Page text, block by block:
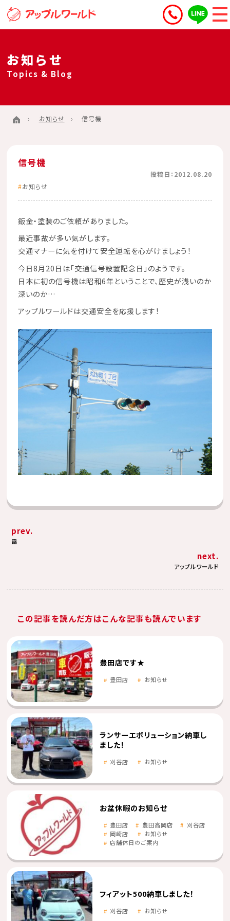
お知らせ
Topics & Blog
お知らせ 信号機
信号機
投稿日：2012.08.20
お知らせ
鈑金・塗装のご依頼がありました。
最近事故が多い気がします。
交通マナーに気を付けて安全運転を心がけましょう！
今日8月20日は「交通信号設置記念日」のようです。
日本に初の信号機は昭和6年ということで、歴史が浅いのか
深いのか…
アップルワールドは交通安全を応援します！
prev.
雷
next.
アップルワールド
この記事を読んだ方はこんな記事も読んでいます
豊田店です★
豊田店 お知らせ
ランサーエボリューション納車し
ました！
刈谷店 お知らせ
お盆休暇のお知らせ
豊田店 豊田高岡店
刈谷店
岡崎店
お知らせ
店舗休日のご案内
フィアット500納車しました！
刈谷店 お知らせ